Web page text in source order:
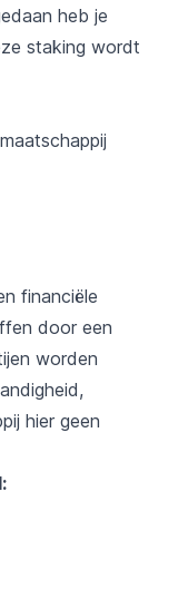
heb je
staking wordt
financiële
door een
worden
hier geen